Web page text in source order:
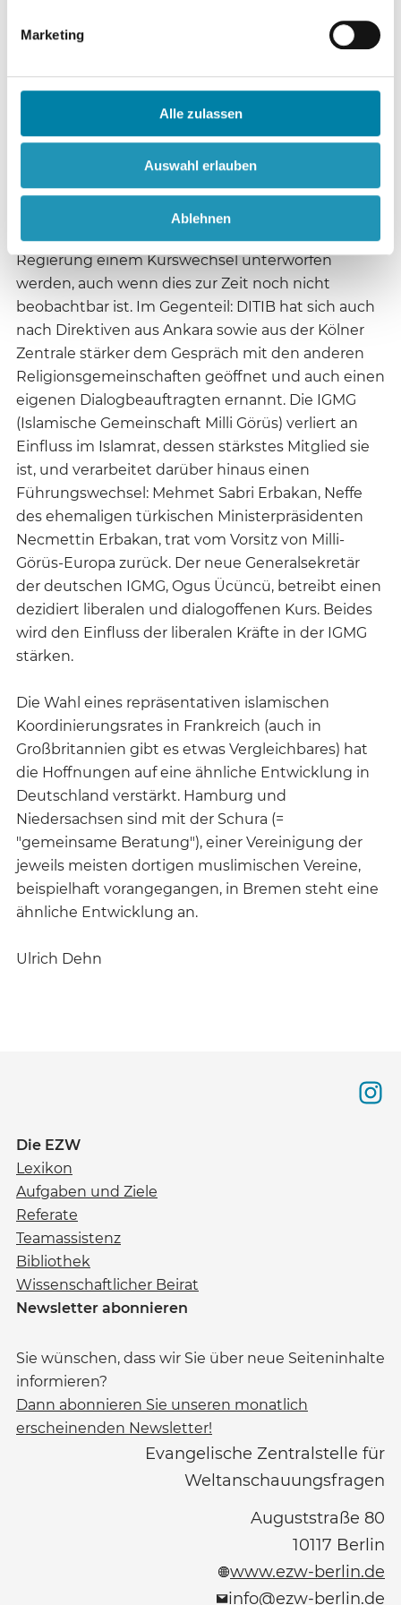
Marketing
Alle zulassen
Auswahl erlauben
Ablehnen
miteinander vereinbar sind, 16 % sehen dies als
Gedanken gemacht.
Der Verband DITIB, der bislang in Anlehnung an die
offizielle Regierungspolitik der Türkei als laizistisch
und auf einen im Grundsatz säkularen Staat hin
orientiert und mithin als seriös, wenn auch nicht
sehr dialogfreudig galt, könnte in Anbetracht der
derzeitigen tendenziell islamistischen türkischen
Regierung einem Kurswechsel unterworfen
werden, auch wenn dies zur Zeit noch nicht
beobachtbar ist. Im Gegenteil: DITIB hat sich auch
nach Direktiven aus Ankara sowie aus der Kölner
Zentrale stärker dem Gespräch mit den anderen
Religionsgemeinschaften geöffnet und auch einen
eigenen Dialogbeauftragten ernannt. Die IGMG
(Islamische Gemeinschaft Milli Görüs) verliert an
Einfluss im Islamrat, dessen stärkstes Mitglied sie
ist, und verarbeitet darüber hinaus einen
Führungswechsel: Mehmet Sabri Erbakan, Neffe
des ehemaligen türkischen Ministerpräsidenten
Necmettin Erbakan, trat vom Vorsitz von Milli-
Görüs-Europa zurück. Der neue Generalsekretär
der deutschen IGMG, Ogus Ücüncü, betreibt einen
dezidiert liberalen und dialogoffenen Kurs. Beides
wird den Einfluss der liberalen Kräfte in der IGMG
stärken.
Die Wahl eines repräsentativen islamischen
Koordinierungsrates in Frankreich (auch in
Großbritannien gibt es etwas Vergleichbares) hat
die Hoffnungen auf eine ähnliche Entwicklung in
Deutschland verstärkt. Hamburg und
Niedersachsen sind mit der Schura (=
"gemeinsame Beratung"), einer Vereinigung der
jeweils meisten dortigen muslimischen Vereine,
beispielhaft vorangegangen, in Bremen steht eine
ähnliche Entwicklung an.
Ulrich Dehn
Die EZW
Lexikon
Aufgaben und Ziele
Referate
Teamassistenz
Bibliothek
Wissenschaftlicher Beirat
Newsletter abonnieren
Sie wünschen, dass wir Sie über neue Seiteninhalte
informieren?
Dann abonnieren Sie unseren monatlich
erscheinenden Newsletter!
Evangelische Zentralstelle für
Weltanschauungsfragen
Auguststraße 80
10117 Berlin
www.ezw-berlin.de
info@ezw-berlin.de